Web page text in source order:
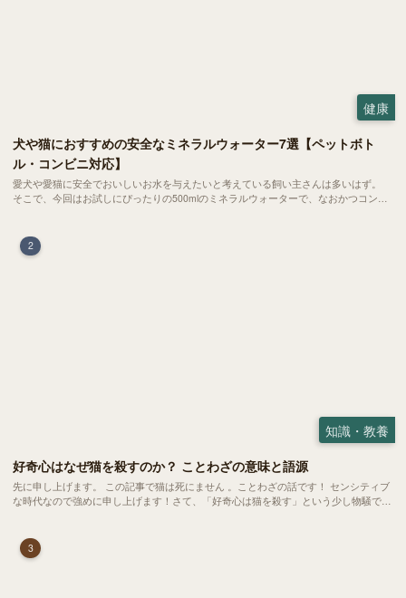
健康
犬や猫におすすめの安全なミネラルウォーター7選【ペットボト
ル・コンビニ対応】
愛犬や愛猫に安全でおいしいお水を与えたいと考えている飼い主さんは多いはず。
そこで、今回はお試しにぴったりの500mlのミネラルウォーターで、なおかつコンビ
2
知識・教養
好奇心はなぜ猫を殺すのか？ ことわざの意味と語源
先に申し上げます。 この記事で猫は死にません 。ことわざの話です！ センシティブ
な時代なので強めに申し上げます！さて、「好奇心は猫を殺す」という少し物騒で、
3